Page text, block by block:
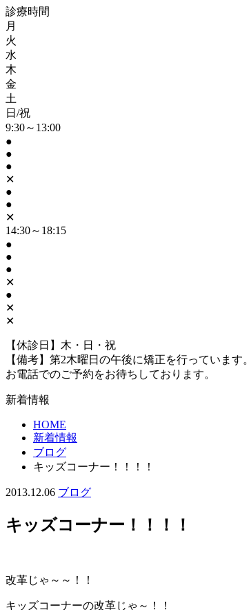
診療時間
月
火
水
木
金
土
日/祝
9:30～13:00
●
●
●
✕
●
●
✕
14:30～18:15
●
●
●
✕
●
✕
✕
【休診日】木・日・祝
【備考】第2木曜日の午後に矯正を行っています。
お電話でのご予約をお待ちしております。
新着情報
HOME
新着情報
ブログ
キッズコーナー！！！！
2013.12.06 ブログ
キッズコーナー！！！！
改革じゃ～～！！
キッズコーナーの改革じゃ～！！